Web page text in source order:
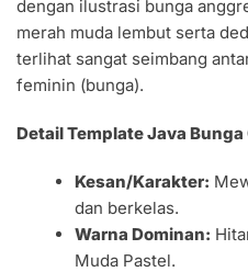
dengan ilustrasi bunga
merah muda lembut serta
terlihat sangat seimbang
feminin (bunga).
Detail Template Java Bunga
Kesan/Karakter:
dan berkelas.
Warna Dominan:
Muda Pastel.